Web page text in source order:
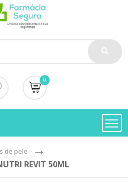
0
de pele
REVIT 50ML